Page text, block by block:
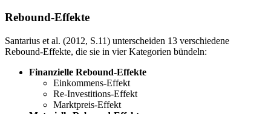
Rebound-Effekte
Santarius et al. (2012, S.11) unterscheiden 13 verschiedene
Rebound-Effekte, die sie in vier Kategorien bündeln:
Finanzielle Rebound-Effekte
Einkommens-Effekt
Re-Investitions-Effekt
Marktpreis-Effekt